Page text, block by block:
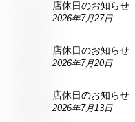
店休日のお知らせ
2026年7月27日
店休日のお知らせ
2026年7月20日
店休日のお知らせ
2026年7月13日